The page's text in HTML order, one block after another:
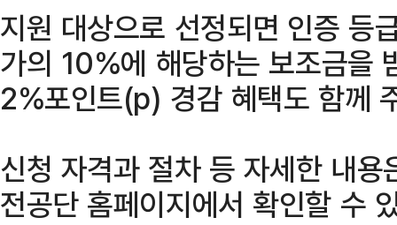
지원 대상으로 선정되면 인증 등
가의 10%에 해당하는 보조금을
2%포인트(p) 경감 혜택도 함께
신청 자격과 절차 등 자세한 내
전공단 홈페이지에서 확인할 수